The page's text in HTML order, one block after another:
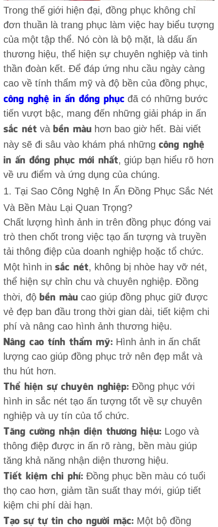
Trong thế giới hiện đại, đồng phục không chỉ
đơn thuần là trang phục làm việc hay biểu tượng
của một tập thể. Nó còn là bộ mặt, là dấu ấn
thương hiệu, thể hiện sự chuyên nghiệp và tinh
thần đoàn kết. Để đáp ứng nhu cầu ngày càng
cao về tính thẩm mỹ và độ bền của đồng phục,
công nghệ in ấn đồng phục đã có những bước
tiến vượt bậc, mang đến những giải pháp in ấn
sắc nét và bền màuhơn bao giờ hết. Bài viết
này sẽ đi sâu vào khám phá những công nghệ
in ấn đồng phục mới nhất, giúp bạn hiểu rõ hơn
về ưu điểm và ứng dụng của chúng.
1. Tại Sao Công Nghệ In Ấn Đồng Phục Sắc Nét
Và Bền Màu Lại Quan Trọng?
Chất lượng hình ảnh in trên đồng phục đóng vai
trò then chốt trong việc tạo ấn tượng và truyền
tải thông điệp của doanh nghiệp hoặc tổ chức.
Một hình in sắc nét, không bị nhòe hay vỡ nét,
thể hiện sự chỉn chu và chuyên nghiệp. Đồng
thời, độ bền màucao giúp đồng phục giữ được
vẻ đẹp ban đầu trong thời gian dài, tiết kiệm chi
phí và nâng cao hình ảnh thương hiệu.
Nâng cao tính thẩm mỹ: Hình ảnh in ấn chất
lượng cao giúp đồng phục trở nên đẹp mắt và
thu hút hơn.
Thể hiện sự chuyên nghiệp: Đồng phục với
hình in sắc nét tạo ấn tượng tốt về sự chuyên
nghiệp và uy tín của tổ chức.
Tăng cường nhận diện thương hiệu: Logo và
thông điệp được in ấn rõ ràng, bền màu giúp
tăng khả năng nhận diện thương hiệu.
Tiết kiệm chi phí: Đồng phục bền màu có tuổi
thọ cao hơn, giảm tần suất thay mới, giúp tiết
kiệm chi phí dài hạn.
Tạo sự tự tin cho người mặc: Một bộ đồng